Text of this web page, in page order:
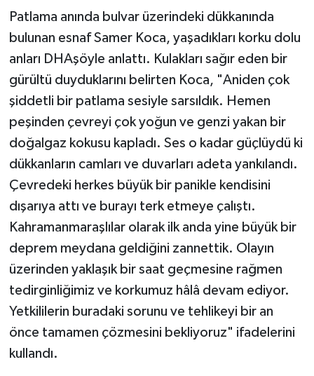
Patlama anında bulvar üzerindeki dükkanında
bulunan esnaf Samer Koca, yaşadıkları korku dolu
anları DHAşöyle anlattı. Kulakları sağır eden bir
gürültü duyduklarını belirten Koca, "Aniden çok
şiddetli bir patlama sesiyle sarsıldık. Hemen
peşinden çevreyi çok yoğun ve genzi yakan bir
doğalgaz kokusu kapladı. Ses o kadar güçlüydü ki
dükkanların camları ve duvarları adeta yankılandı.
Çevredeki herkes büyük bir panikle kendisini
dışarıya attı ve burayı terk etmeye çalıştı.
Kahramanmaraşlılar olarak ilk anda yine büyük bir
deprem meydana geldiğini zannettik. Olayın
üzerinden yaklaşık bir saat geçmesine rağmen
tedirginliğimiz ve korkumuz hâlâ devam ediyor.
Yetkililerin buradaki sorunu ve tehlikeyi bir an
önce tamamen çözmesini bekliyoruz" ifadelerini
kullandı.